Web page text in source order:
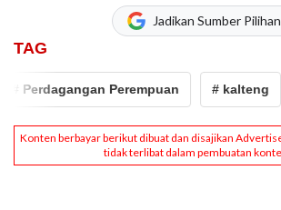
Jadikan Sumber Pilihan
TAG
Perempuan # kalteng